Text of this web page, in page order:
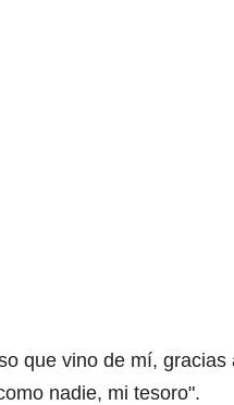
que vino de mí, gracias
nadie, mi tesoro".